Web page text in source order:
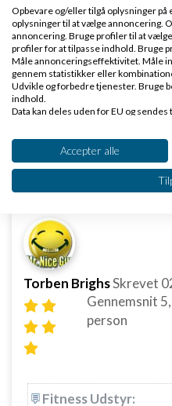
Det bliver en personlig
cents" ligger til grund
du selv nævner, kort og
God sommer til dig også
mobilpriser
Torben BrighsSkrevet
Gennemsnit
person
Fitness Udstyr:
Opbevare og/eller tilgå oplysninger
oplysninger til at vælge annoncering.
annoncering. Bruge profiler til at
profiler for at tilpasse indhold. Bruge
Måle annonceringseffektivitet. Måle
gennem statistikker eller
Udvikle og forbedre tjenester. Bruge
indhold.
Data kan deles uden for EU og sendes
Se partnerliste (2 IAB-
Vi bruger dine data til følgende formål:
IAB's behandlingsformål:
enhed
Bruge begrænsede
annoncering
Oprette profiler til
Bruge profiler til at vælge
annoncering
Oprette profiler for at
Accepter alle